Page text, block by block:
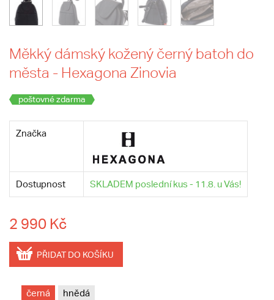
Měkký dámský kožený černý batoh do
města - Hexagona Zinovia
poštovné zdarma
Značka
Dostupnost SKLADEM poslední kus - 11.8. u Vás!
2 990 Kč
PŘIDAT DO KOŠÍKU
černá hnědá